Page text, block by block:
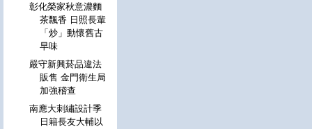
彰化榮家秋意濃麵
茶飄香 日照長輩
「炒」動懷舊古
早味
嚴守新興菸品違法
販售 金門衛生局
加強稽查
南應大刺繡設計季
日籍長友大輔以